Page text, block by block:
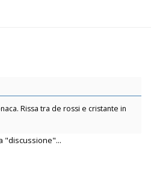
Rissa tra de rossi e cristante in
"discussione"...